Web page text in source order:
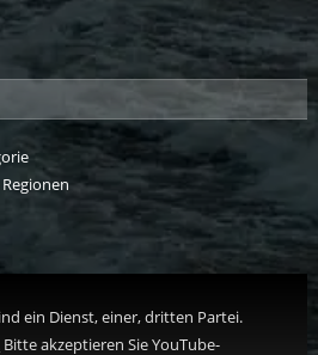
ein Dienst, einer, dritten Partei.
Bitte akzeptieren Sie YouTube-